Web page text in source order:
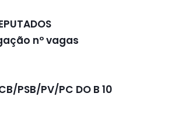
nº vagas
PSB/PV/PC DO B 10